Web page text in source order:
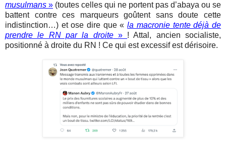
musulmans » (toutes celles qui ne portent pas d’abaya ou se
battent contre ces marqueurs goûtent sans doute cette
indistinction…) et ose dire que «la macronie tente déjà de
prendre le RN par la droite» ! Attal, ancien socialiste,
positionné à droite du RN ! Ce qui est excessif est dérisoire.